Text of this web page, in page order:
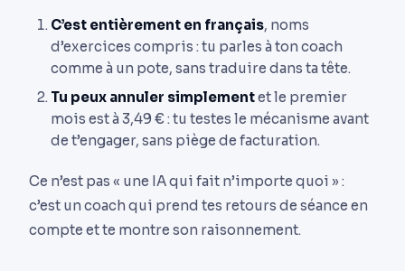
C’est entièrement en français, noms
d’exercices compris : tu parles à ton coach
comme à un pote, sans traduire dans ta tête.
Tu peux annuler simplementet le premier
mois est à 3,49 € : tu testes le mécanisme avant
de t’engager, sans piège de facturation.
Ce n’est pas « une IA qui fait n’importe quoi » :
c’est un coach qui prend tes retours de séance en
compte et te montre son raisonnement.